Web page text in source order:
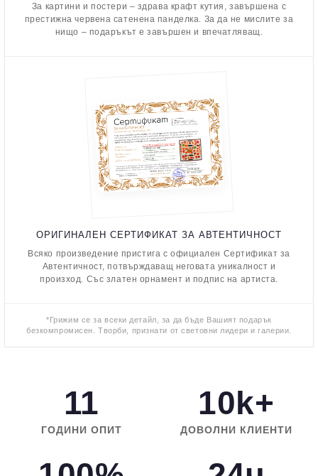
За картини и постери – здрава крафт кутия, завършена с
престижна червена сатенена панделка. За да не мислите за
нищо – подаръкът е завършен и впечатляващ.
ОРИГИНАЛЕН СЕРТИФИКАТ ЗА АВТЕНТИЧНОСТ
Всяко произведение пристига с официален Сертификат за
Автентичност, потвърждаващ неговата уникалност и
произход. Със златен орнамент и подпис на артиста.
*Грижим се за всеки детайл, за да бъде Вашият подарък
безкомпромисен. Творби, признати от световни лидери и галерии.
11
ГОДИНИ ОПИТ
10k+
ДОВОЛНИ КЛИЕНТИ